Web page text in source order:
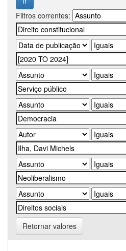
Filtros correntes:
Retornar valores